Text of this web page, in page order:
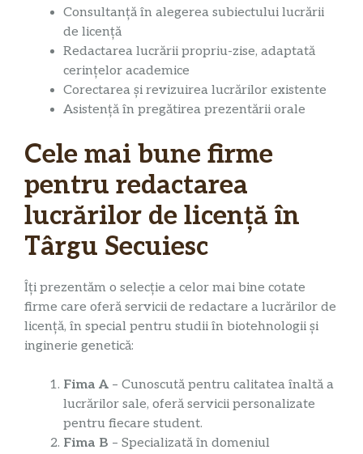
Consultanță în alegerea subiectului lucrării
de licență
Redactarea lucrării propriu-zise, adaptată
cerințelor academice
Corectarea și revizuirea lucrărilor existente
Asistență în pregătirea prezentării orale
Cele mai bune firme
pentru redactarea
lucrărilor de licență în
Târgu Secuiesc
Îți prezentăm o selecție a celor mai bine cotate
firme care oferă servicii de redactare a lucrărilor de
licență, în special pentru studii în biotehnologii și
inginerie genetică:
Fima A – Cunoscută pentru calitatea înaltă a
lucrărilor sale, oferă servicii personalizate
pentru fiecare student.
Fima B – Specializată în domeniul